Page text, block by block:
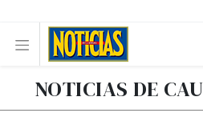
NOTICIAS DE